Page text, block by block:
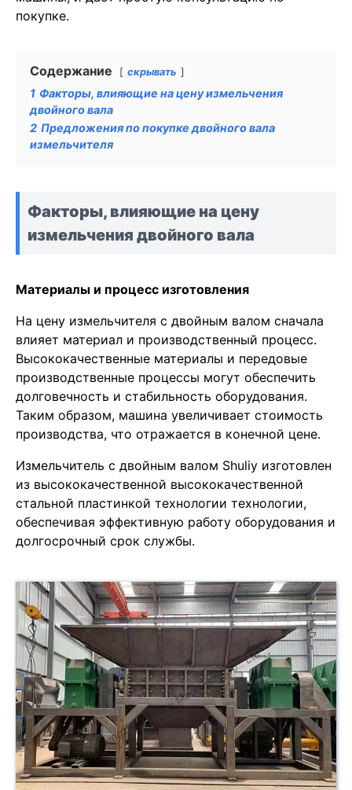
покупке.
Содержание скрывать
1 Факторы, влияющие на цену измельчения
двойного вала
2 Предложения по покупке двойного вала
измельчителя
Факторы, влияющие на цену
измельчения двойного вала
Материалы и процесс изготовления
На цену измельчителя с двойным валом сначала
влияет материал и производственный процесс.
Высококачественные материалы и передовые
производственные процессы могут обеспечить
долговечность и стабильность оборудования.
Таким образом, машина увеличивает стоимость
производства, что отражается в конечной цене.
Измельчитель с двойным валом Shuliy изготовлен
из высококачественной высококачественной
стальной пластинкой технологии технологии,
обеспечивая эффективную работу оборудования и
долгосрочный срок службы.